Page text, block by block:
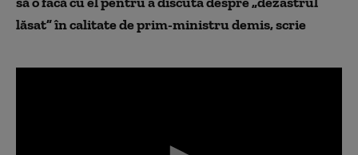
lăsat” în calitate de prim-ministru demis, scrie